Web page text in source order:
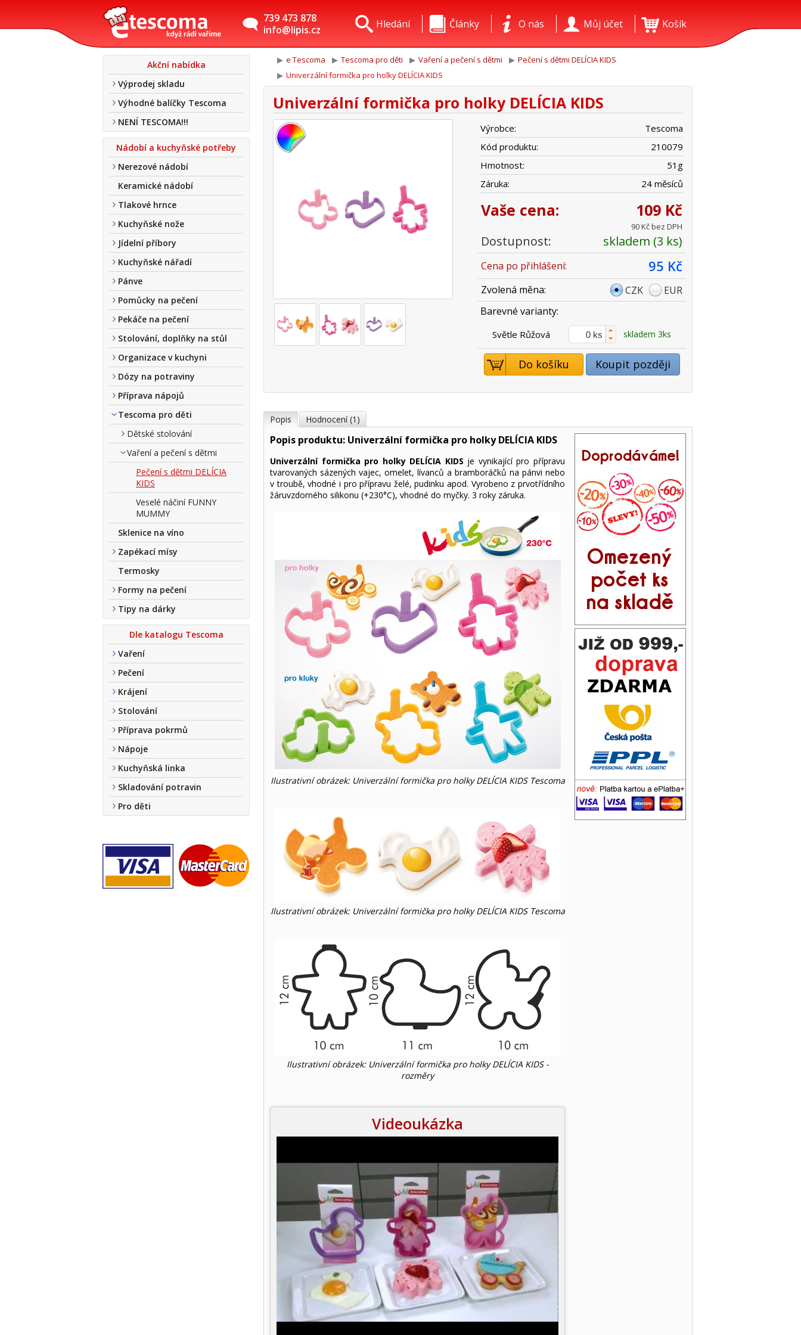
739 473 878
info@lipis.cz
Košík
Můj účet
O nás
Články
Hledání
Akční nabídka
Výprodej skladu
Výhodné balíčky Tescoma
NENÍ TESCOMA!!!
Nádobí a kuchyňské potřeby
Nerezové nádobí
Keramické nádobí
Tlakové hrnce
Kuchyňské nože
Jídelní příbory
Kuchyňské nářadí
Pánve
Pomůcky na pečení
Pekáče na pečení
Stolování, doplňky na stůl
Organizace v kuchyni
Dózy na potraviny
Příprava nápojů
Tescoma pro děti
Dětské stolování
Vaření a pečení s dětmi
Pečení s dětmi DELÍCIA
KIDS
Veselé náčiní FUNNY
MUMMY
Sklenice na víno
Zapékací mísy
Termosky
Formy na pečení
Tipy na dárky
Dle katalogu Tescoma
Vaření
Pečení
Krájení
Stolování
Příprava pokrmů
Nápoje
Kuchyňská linka
Skladování potravin
Pro děti
e Tescoma Tescoma pro děti Vaření a pečení s dětmi
Pečení s dětmi DELÍCIA KIDS
Univerzální formička pro holky DELÍCIA KIDS
Univerzální formička pro holky DELÍCIA KIDS
Výrobce:
Tescoma
Kód produktu:
210079
Hmotnost:
51 g
Záruka:
24 měsíců
Vaše cena: 109 Kč
90 Kč bez DPH
Dostupnost: skladem (3 ks)
Cena po přihlášení: 95 Kč
Zvolená měna: CZK
EUR
Barevné varianty:
Světle Růžová skladem 3ks
Do košíku Koupit později
Popis Hodnocení (1)
Popis produktu: Univerzální formička pro holky DELÍCIA KIDS
Univerzální formička pro holky DELÍCIA KIDS je vynikající pro přípravu
tvarovaných sázených vajec, omelet, lívanců a bramboráčků na pánvi nebo
v troubě, vhodné i pro přípravu želé, pudinku apod. Vyrobeno z prvotřídního
žáruvzdorného silikonu (+230°C), vhodné do myčky. 3 roky záruka.
Ilustrativní obrázek: Univerzální formička pro holky DELÍCIA KIDS Tescoma
Ilustrativní obrázek: Univerzální formička pro holky DELÍCIA KIDS Tescoma
Ilustrativní obrázek: Univerzální formička pro holky DELÍCIA KIDS -
rozměry
Videoukázka